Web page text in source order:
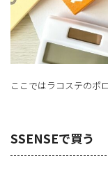
ここではラコステのポ
SSENSEで買う